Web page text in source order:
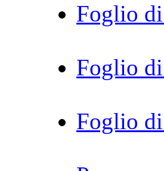
Foglio di
Foglio di
Foglio